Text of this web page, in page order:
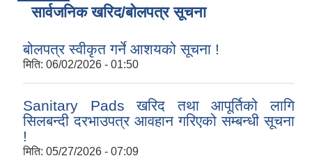
सार्वजनिक खरिद/बोलपत्र सूचना
बोलपत्र स्वीकृत गर्ने आशयको सूचना !
मिति: 06/02/2026 - 01:50
Sanitary Pads खरिद तथा आपूर्तिको लागि
सिलबन्दी दरभाउपत्र आवहान गरिएको सम्बन्धी सूचना
!
मिति: 05/27/2026 - 07:09